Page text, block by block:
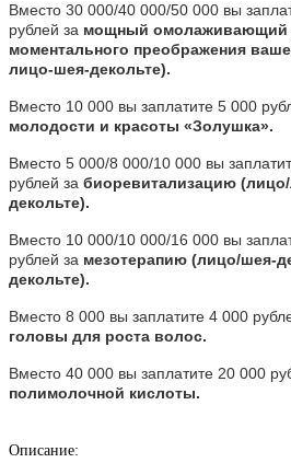
Вместо 30 000/40 000/50 000 вы
рублей за мощный омолаживающий
моментального преображения
лицо-шея-декольте).
Вместо 10 000 вы заплатите 5 000
молодости и красоты «Золушка».
Вместо 5 000/8 000/10 000 вы
рублей за биоревитализацию
декольте).
Вместо 10 000/10 000/16 000 вы
рублей за мезотерапию (лицо/шея-
декольте).
Вместо 8 000 вы заплатите 4 000
головы для роста волос.
Вместо 40 000 вы заплатите 20 000
полимолочной кислоты.
Описание: